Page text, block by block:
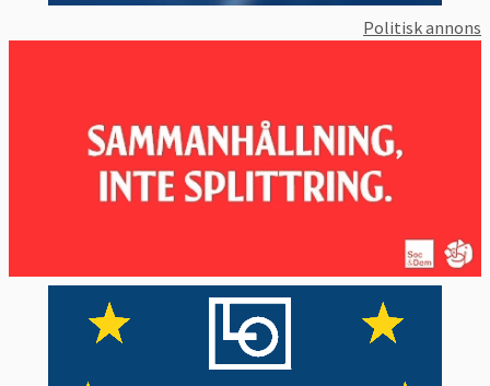
Politisk annons